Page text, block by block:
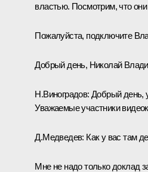
властью. Посмотрим, что они
Пожалуйста, подключите
Добрый день, Николай
Н.Виноградов: Добрый день,
Уважаемые участники
Д.Медведев: Как у вас там
Мне не надо только доклад